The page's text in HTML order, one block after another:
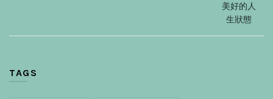
美好的人
生狀態
TAGS